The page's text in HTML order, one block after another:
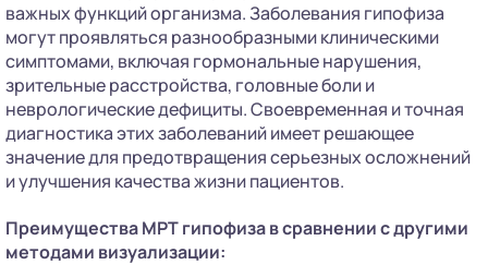
важных функций организма. Заболевания гипофиза
могут проявляться разнообразными клиническими
симптомами, включая гормональные нарушения,
зрительные расстройства, головные боли и
неврологические дефициты. Своевременная и точная
диагностика этих заболеваний имеет решающее
значение для предотвращения серьезных осложнений
и улучшения качества жизни пациентов.
Преимущества МРТ гипофиза в сравнении с другими
методами визуализации: